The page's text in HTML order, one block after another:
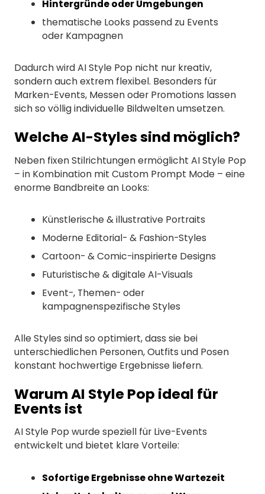
Hintergründe oder Umgebungen
thematische Looks passend zu Events
oder Kampagnen
Dadurch wird AI Style Pop nicht nur kreativ,
sondern auch extrem flexibel. Besonders für
Marken-Events, Messen oder Promotions lassen
sich so völlig individuelle Bildwelten umsetzen.
Welche AI-Styles sind möglich?
Neben fixen Stilrichtungen ermöglicht AI Style Pop
– in Kombination mit Custom Prompt Mode – eine
enorme Bandbreite an Looks:
Künstlerische & illustrative Portraits
Moderne Editorial- & Fashion-Styles
Cartoon- & Comic-inspirierte Designs
Futuristische & digitale AI-Visuals
Event-, Themen- oder
kampagnenspezifische Styles
Alle Styles sind so optimiert, dass sie bei
unterschiedlichen Personen, Outfits und Posen
konstant hochwertige Ergebnisse liefern.
Warum AI Style Pop ideal für
Events ist
AI Style Pop wurde speziell für Live-Events
entwickelt und bietet klare Vorteile:
Sofortige Ergebnisse ohne Wartezeit